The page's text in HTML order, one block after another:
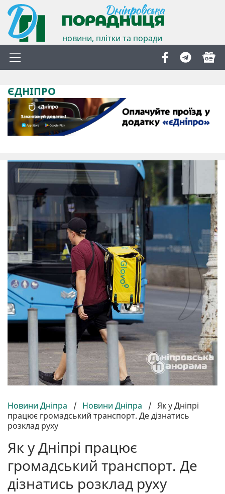
новини, плітки та поради
ЄДНІПРО
Новини Дніпра / Новини Дніпра / Як у Дніпрі
працює громадський транспорт. Де дізнатись
розклад руху
Як у Дніпрі працює
громадський транспорт. Де
дізнатись розклад руху